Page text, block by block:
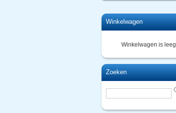
Winkelwagen
Winkelwagen is leeg
Zoeken